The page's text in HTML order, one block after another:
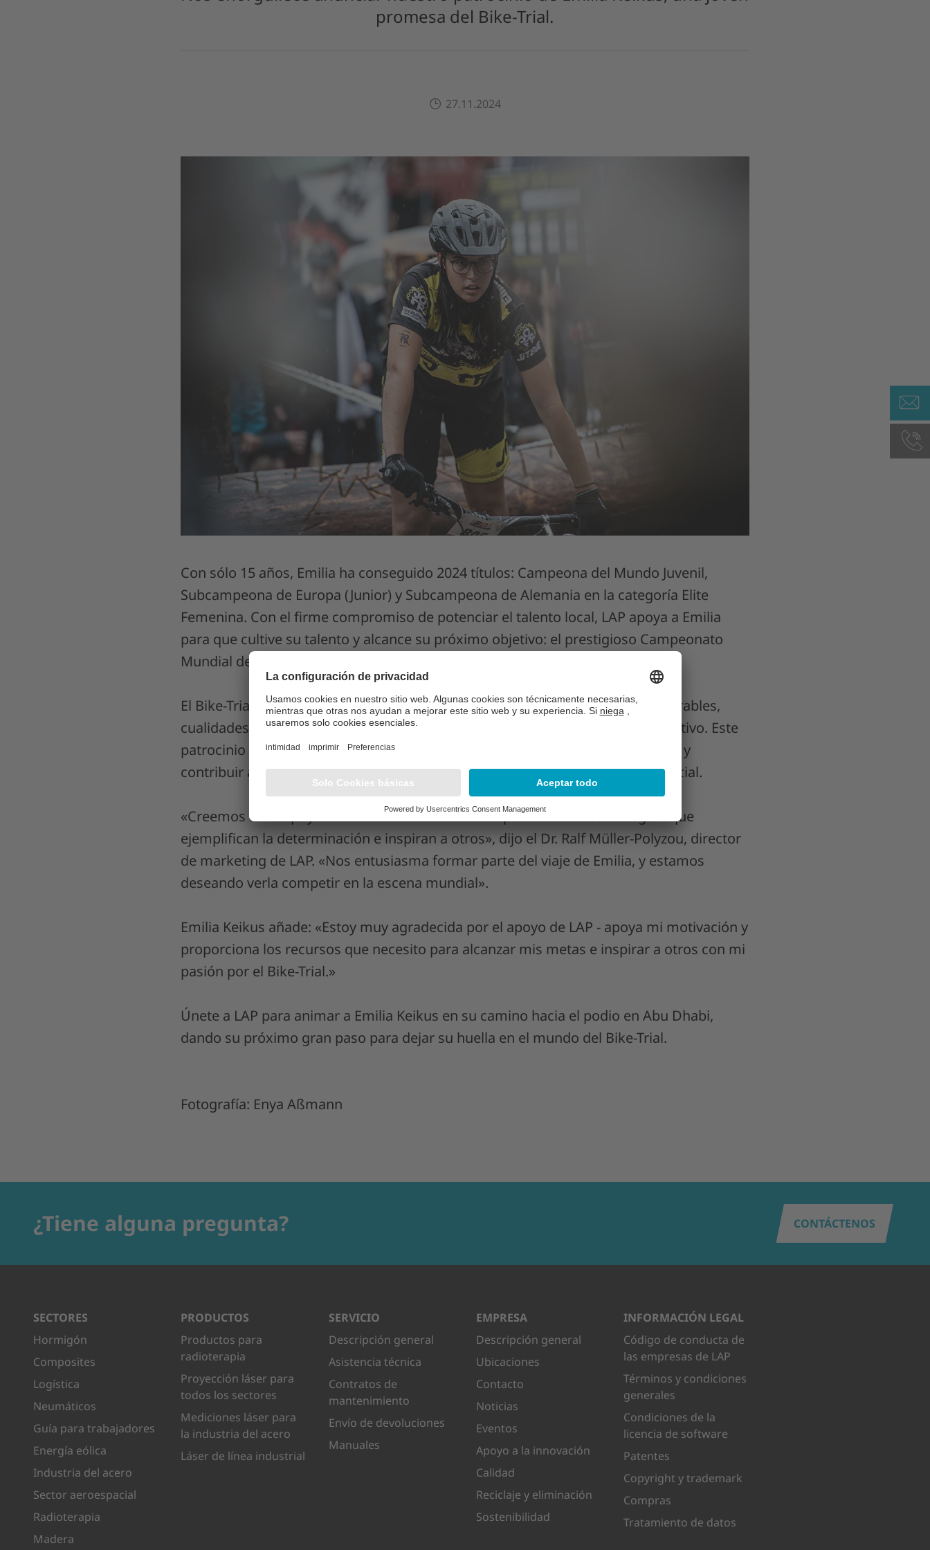
promesa del Bike-Trial.
27.11.2024
Con sólo 15 años, Emilia ha conseguido 2024 títulos: Campeona del Mundo Juvenil,
Subcampeona de Europa (Junior) y Subcampeona de Alemania en la categoría Elite
Femenina. Con el firme compromiso de potenciar el talento local, LAP apoya a Emilia
para que cultive su talento y alcance su próximo objetivo: el prestigioso Campeonato
Mundial de Ciclismo Urbano de la UCI en Abu Dhabi.
El Bike-Trial exige un equilibrio, una precisión y una habilidad técnica incomparables,
cualidades que Emilia encarna a medida que navega por el panorama competitivo. Este
patrocinio subraya la dedicación de LAP a fomentar el potencial de los jóvenes y
contribuir a la comunidad como parte de sus esfuerzos de responsabilidad social.
«Creemos en el apoyo a los atletas de talento excepcional de nuestra región que
ejemplifican la determinación e inspiran a otros», dijo el Dr. Ralf Müller-Polyzou, director
de marketing de LAP. «Nos entusiasma formar parte del viaje de Emilia, y estamos
deseando verla competir en la escena mundial».
Emilia Keikus añade: «Estoy muy agradecida por el apoyo de LAP - apoya mi motivación y
proporciona los recursos que necesito para alcanzar mis metas e inspirar a otros con mi
pasión por el Bike-Trial.»
Únete a LAP para animar a Emilia Keikus en su camino hacia el podio en Abu Dhabi,
dando su próximo gran paso para dejar su huella en el mundo del Bike-Trial.
Fotografía: Enya Aßmann
¿Tiene alguna pregunta? CONTÁCTENOS
SECTORES
Hormigón
Composites
Logística
Neumáticos
Guía para trabajadores
Energía eólica
Industria del acero
Sector aeroespacial
Radioterapia
Madera
PRODUCTOS
Productos para
radioterapia
Proyección láser para
todos los sectores
Mediciones láser para
la industria del acero
Láser de línea industrial
SERVICIO
Descripción general
Asistencia técnica
Contratos de
mantenimiento
Envío de devoluciones
Manuales
EMPRESA
Descripción general
Ubicaciones
Contacto
Noticias
Eventos
Apoyo a la innovación
Calidad
Reciclaje y eliminación
Sostenibilidad
INFORMACIÓN LEGAL
Código de conducta de
las empresas de LAP
Términos y condiciones
generales
Condiciones de la
licencia de software
Patentes
Copyright y trademark
Compras
Tratamiento de datos